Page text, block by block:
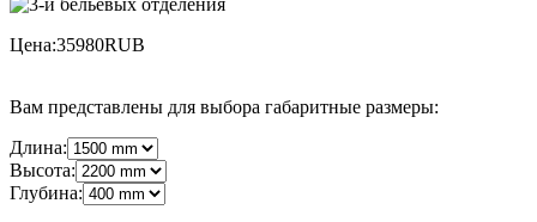
Цена:35980RUB
Вам представлены для выбора габаритные размеры:
Длина:
Высота:
Глубина: